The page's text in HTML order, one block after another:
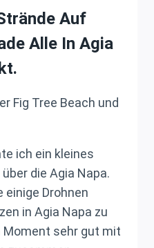
Auf
Alle In Agia
Fig Tree Beach und
ich ein kleines
die Agia Napa.
einige Drohnen
in Agia Napa zu
sehr gut mit